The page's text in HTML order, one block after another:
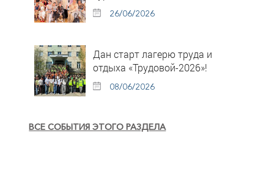
26/06/2026
Дан старт лагерю труда и
отдыха «Трудовой-2026»!
08/06/2026
ВСЕ СОБЫТИЯ ЭТОГО РАЗДЕЛА